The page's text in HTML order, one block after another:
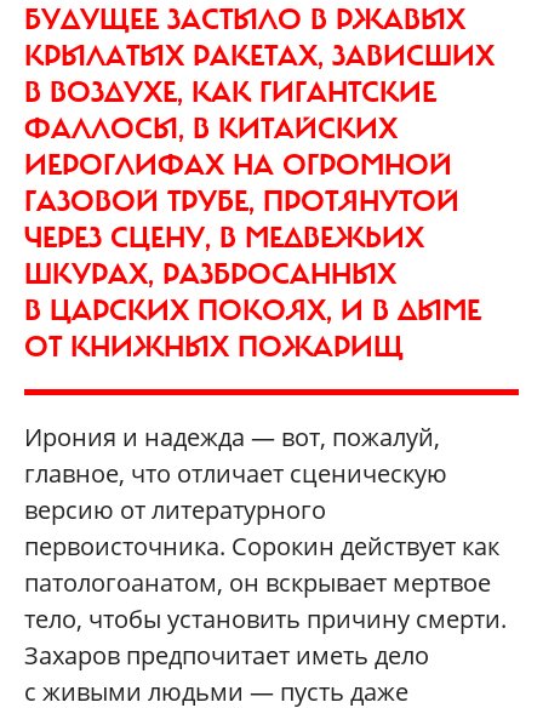
БУДУЩЕЕ ЗАСТЫЛО В РЖАВЫХ
КРЫЛАТЫХ РАКЕТАХ, ЗАВИСШИХ
В ВОЗДУХЕ, КАК ГИГАНТСКИЕ
ФАЛЛОСЫ, В КИТАЙСКИХ
ИЕРОГЛИФАХ НА ОГРОМНОЙ
ГАЗОВОЙ ТРУБЕ, ПРОТЯНУТОЙ
ЧЕРЕЗ СЦЕНУ, В МЕДВЕЖЬИХ
ШКУРАХ, РАЗБРОСАННЫХ
В ЦАРСКИХ ПОКОЯХ, И В ДЫМЕ
ОТ КНИЖНЫХ ПОЖАРИЩ
Ирония и надежда — вот, пожалуй,
главное, что отличает сценическую
версию от литературного
первоисточника. Сорокин действует как
патологоанатом, он вскрывает мертвое
тело, чтобы установить причину смерти.
Захаров предпочитает иметь дело
с живыми людьми — пусть даже